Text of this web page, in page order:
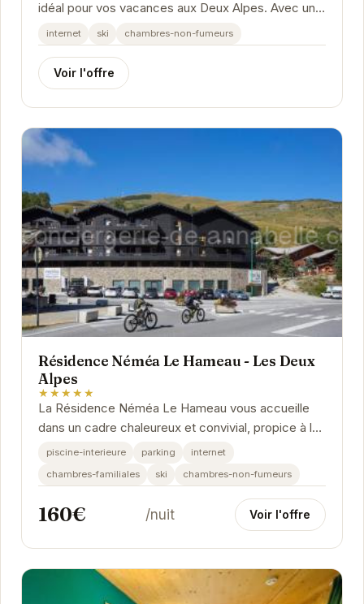
idéal pour vos vacances aux Deux Alpes. Avec une
capacité d'accueil de 4 à 6 personnes, il offre...
internet ski chambres-non-fumeurs
Voir l'offre
Résidence Néméa Le Hameau - Les Deux
Alpes
★★★★★
La Résidence Néméa Le Hameau vous accueille
dans un cadre chaleureux et convivial, propice à la
détente et au ressourcement. Profitez...
piscine-interieure parking
internet
chambres-familiales
ski chambres-non-fumeurs
160€ /nuit Voir l'offre